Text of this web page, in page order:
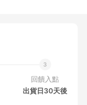
回饋入點
出貨日30天後